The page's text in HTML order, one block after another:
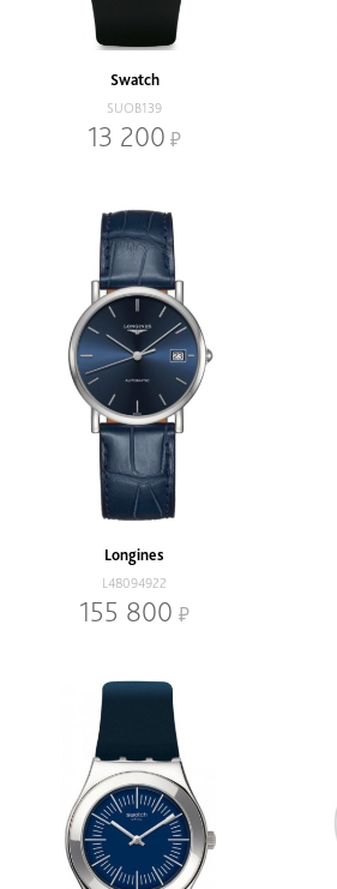
В наличии
Диаметр, мм
Swatch
SUOB139
13 200
Longines
L48094922
155 800